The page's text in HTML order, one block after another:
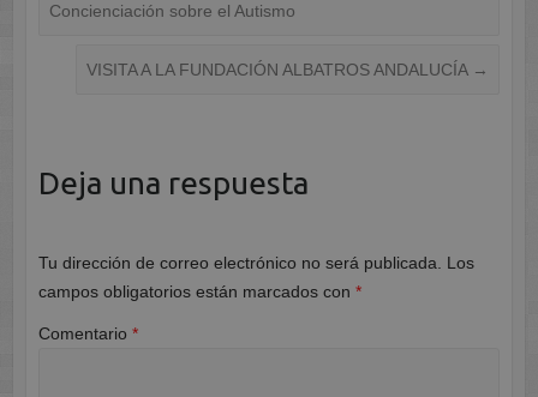
Concienciación sobre el Autismo
VISITA A LA FUNDACIÓN ALBATROS ANDALUCÍA →
Deja una respuesta
Tu dirección de correo electrónico no será publicada.
Los
campos obligatorios están marcados con *
Comentario *